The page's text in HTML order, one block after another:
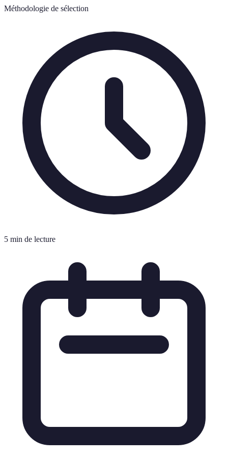
Méthodologie de sélection
5 min de lecture